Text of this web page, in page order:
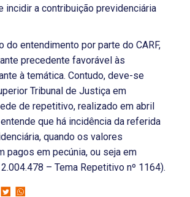
incidir a contribuição previdenciária
do entendimento por parte do CARF,
precedente favorável às
à temática. Contudo, deve-se
Tribunal de Justiça em
de repetitivo, realizado em abril
que há incidência da referida
quando os valores
pagos em pecúnia, ou seja em
– Tema Repetitivo nº 1164).